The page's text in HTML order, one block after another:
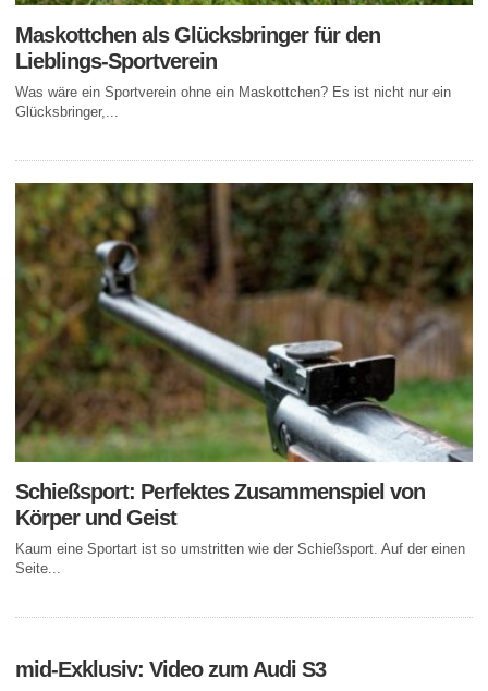
Maskottchen als Glücksbringer für den
Lieblings-Sportverein
Was wäre ein Sportverein ohne ein Maskottchen? Es ist nicht nur ein
Glücksbringer,...
Schießsport: Perfektes Zusammenspiel von
Körper und Geist
Kaum eine Sportart ist so umstritten wie der Schießsport. Auf der einen
Seite...
mid-Exklusiv: Video zum Audi S3